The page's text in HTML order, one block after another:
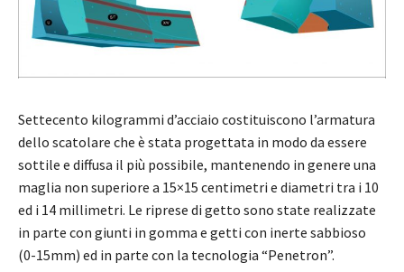
Settecento kilogrammi d’acciaio costituiscono l’armatura
dello scatolare che è stata progettata in modo da essere
sottile e diffusa il più possibile, mantenendo in genere una
maglia non superiore a 15×15 centimetri e diametri tra i 10
ed i 14 millimetri. Le riprese di getto sono state realizzate
in parte con giunti in gomma e getti con inerte sabbioso
(0-15mm) ed in parte con la tecnologia “Penetron”.